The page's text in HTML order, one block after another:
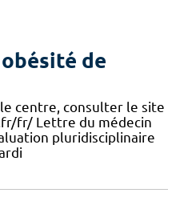
de
centre, consulter le site
fr/ Lettre du médecin
pluridisciplinaire